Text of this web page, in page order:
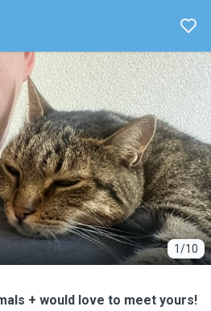
1/10
+ would love to meet yours!